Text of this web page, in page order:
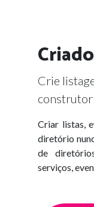
Crie
Criar listas,
diretório
de
serviços,